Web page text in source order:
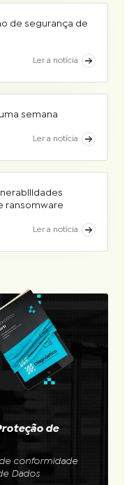
de segurança de
Ler a notícia
semana
Ler a notícia
ransomware
Ler a notícia
de
conformidade
Dados